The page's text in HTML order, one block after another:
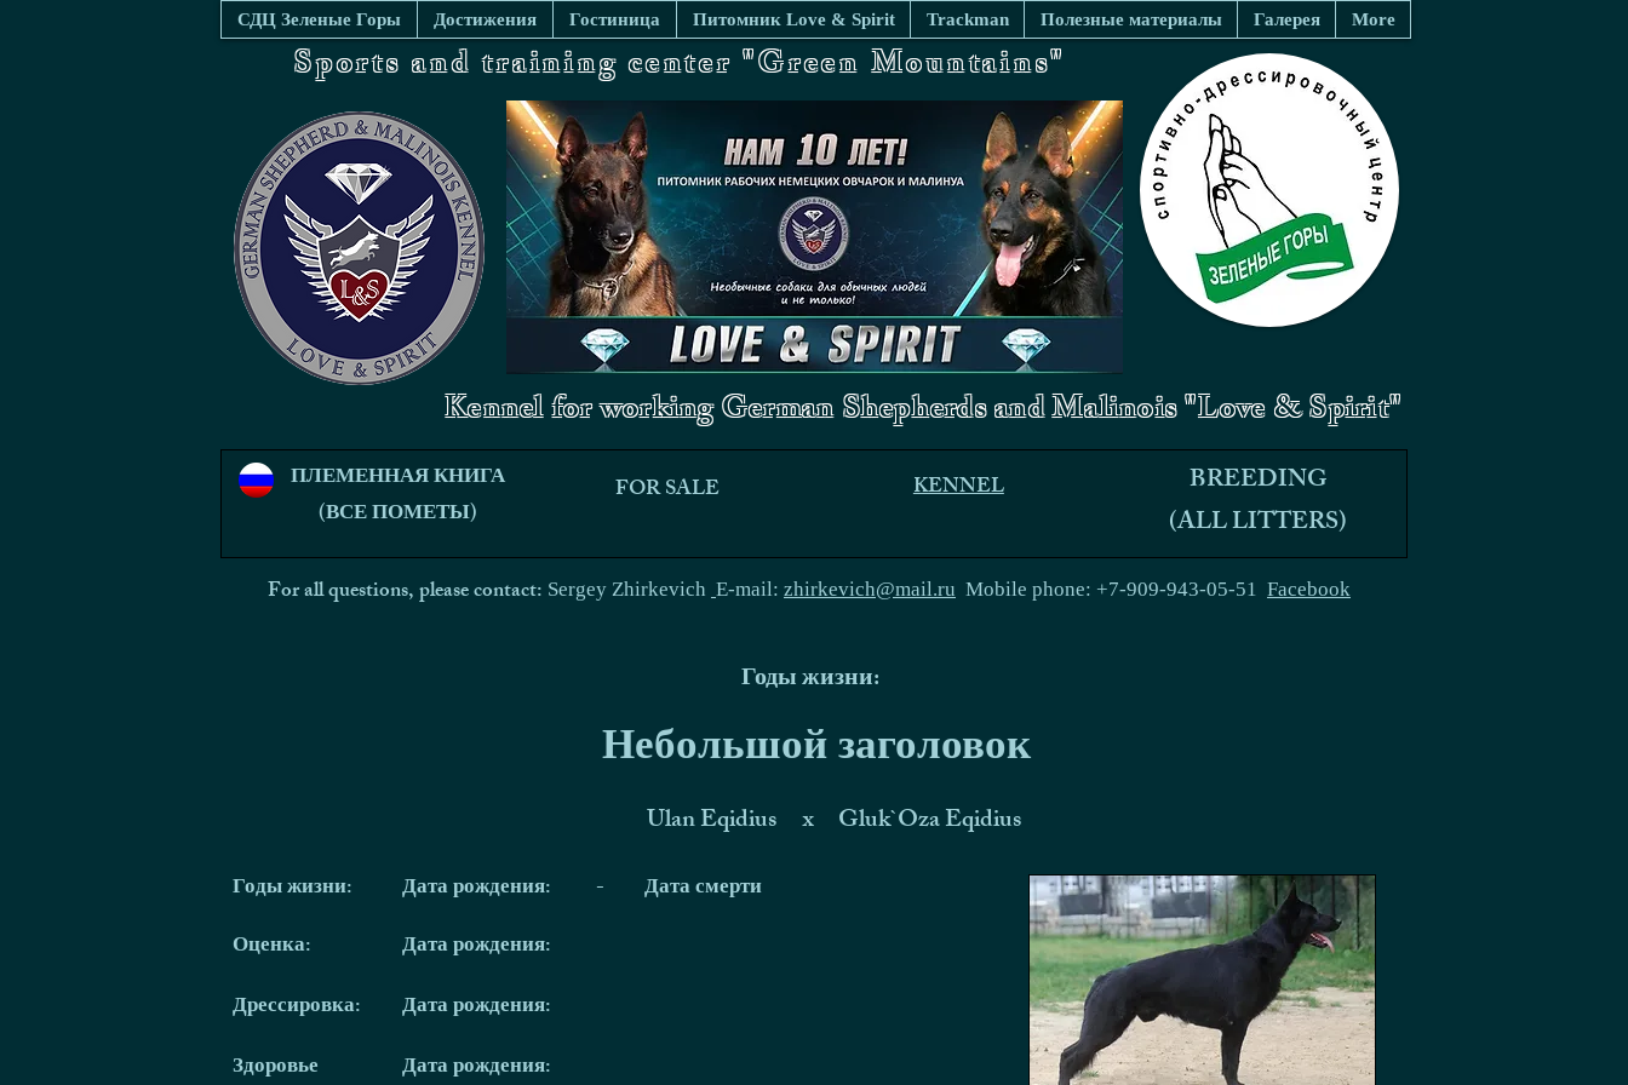
СДЦ Зеленые Горы Достижения Гостиница Питомник Love & Spirit Trackman Полезные материалы Галерея More
Sports and training center "Green Mountains"
Kennel for working German Shepherds and Malinois "Love & Spirit"
BREEDING
(ALL LITTERS)
ПЛЕМЕННАЯ КНИГА
(ВСЕ ПОМЕТЫ)
FOR SALE KENNEL
BREEDING
(ALL LITTERS)
For all questions, please contact: Sergey Zhirkevich E-mail: zhirkevich@mail.ru Mobile phone: +7-909-943-05-51 Facebook
Годы жизни:
Небольшой заголовок
Ulan Eqidius x Gluk`Oza Eqidius
Годы жизни:
Оценка:
Дрессировка:
Здоровье
Дата рождения: -
Дата смерти
Дата рождения:
Дата рождения:
Дата рождения: